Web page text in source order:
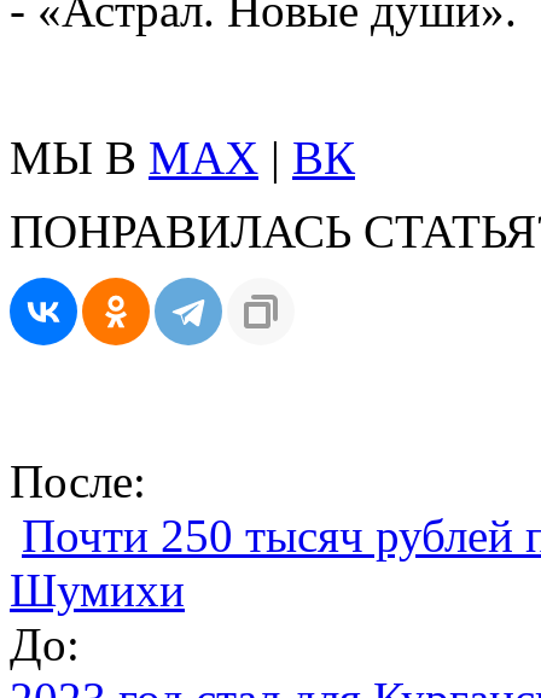
МЫ В MAX | ВК
ПОНРАВИЛАСЬ
После:
Почти 250 тысяч рублей
Шумихи
До: